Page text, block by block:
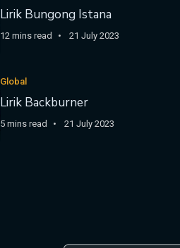
Lirik Bungong Istana
12 mins read 21 July 2023
Global
Lirik Backburner
5 mins read 21 July 2023